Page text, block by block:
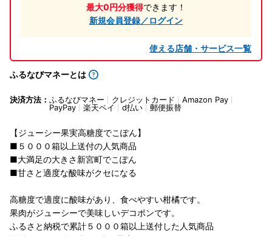
最大0円分獲得できます！
新規会員登録／ログイン
使える店舗・サービス一覧
ふるなびマネーとは
決済方法： ふるなびマネー クレジットカード
Amazon Pay
PayPay
楽天ペイ d払い 郵便振替
【ジューシー果実高糖度でこぽん】
■５０００箱以上送付の人気商品
■大満足の大きさ新宮町でこぽん
■甘さと適度な酸味がクセになる
高糖度で適度に酸味があり、食べやすい柑橘です。
果肉がジューシーで美味しいデコポンです。
ふるさと納税で累計５０００箱以上送付した人気商品